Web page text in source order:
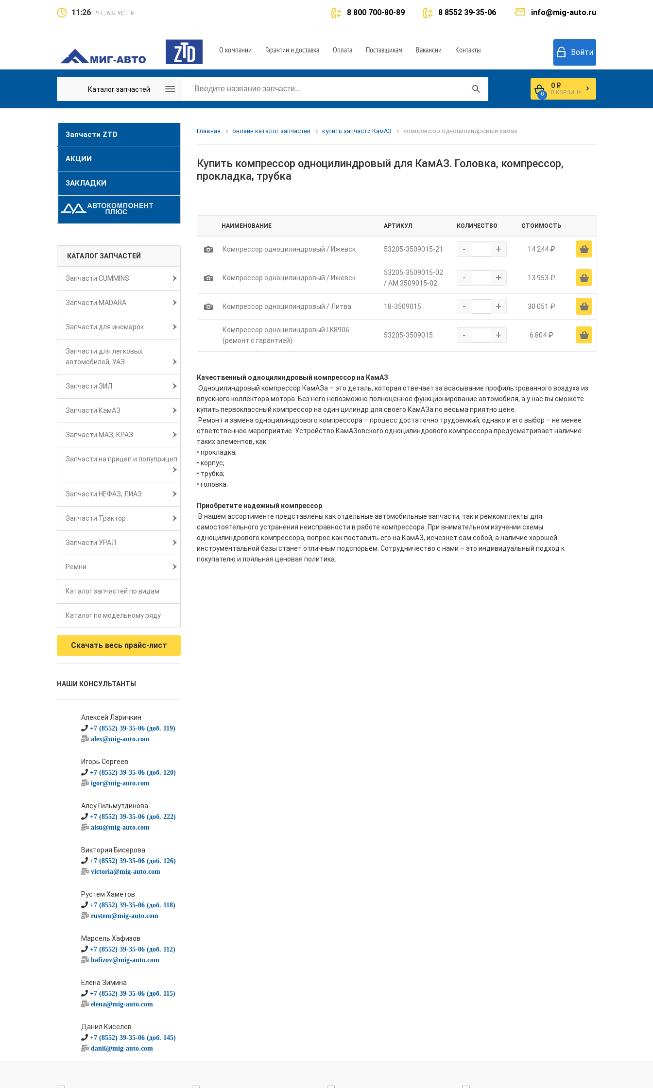
11:26 ЧТ, АВГУСТ 6 info@mig-auto.ru
8 8552 39-35-06
8 800 700-80-89
О компании Гарантии и доставка Оплата Поставщикам Вакансии Контакты Войти
Каталог запчастей
0
0 ₽
В КОРЗИНУ
Запчасти ZTD
АКЦИИ
ЗАКЛАДКИ
КАТАЛОГ ЗАПЧАСТЕЙ
Запчасти CUMMINS
Запчасти MADARA
Запчасти для иномарок
Запчасти для легковых
автомобилей, УАЗ
Запчасти ЗИЛ
Запчасти КамАЗ
Запчасти МАЗ, КРАЗ
Запчасти на прицеп и полуприцеп
Запчасти НЕФАЗ, ЛИАЗ
Запчасти Трактор
Запчасти УРАЛ
Ремни
Каталог запчастей по видам
Каталог по модельному ряду
Скачать весь прайс-лист
НАШИ КОНСУЛЬТАНТЫ
Алексей Ларичкин
+7 (8552) 39-35-06 (доб. 119)
alex@mig-auto.com
Игорь Сергеев
+7 (8552) 39-35-06 (доб. 120)
igor@mig-auto.com
Алсу Гильмутдинова
+7 (8552) 39-35-06 (доб. 222)
alsu@mig-auto.com
Виктория Бисерова
+7 (8552) 39-35-06 (доб. 126)
victoria@mig-auto.com
Рустем Хаметов
+7 (8552) 39-35-06 (доб. 118)
rustem@mig-auto.com
Марсель Хафизов
+7 (8552) 39-35-06 (доб. 112)
hafizov@mig-auto.com
Елена Зимина
+7 (8552) 39-35-06 (доб. 115)
elena@mig-auto.com
Данил Киселев
+7 (8552) 39-35-06 (доб. 145)
danil@mig-auto.com
Главная онлайн каталог запчастей купить запчасти КамАЗ компрессор одноцилиндровый камаз
Купить компрессор одноцилиндровый для КамАЗ. Головка, компрессор,
прокладка, трубка
НАИМЕНОВАНИЕ АРТИКУЛ КОЛИЧЕСТВО СТОИМОСТЬ
1 Компрессор одноцилиндровый / Ижевск 53205-3509015-21 - + 14 244 ₽ Ä
1 Компрессор одноцилиндровый / Ижевск
53205-3509015-02
/ АМ.3509015-02
- + 13 953 ₽ Ä
1 Компрессор одноцилиндровый / Литва 18-3509015 - + 30 051 ₽ Ä
Компрессор одноцилиндровый LK8906
(ремонт с гарантией)
53205-3509015 - + 6 804 ₽ Ä
Качественный одноцилиндровый компрессор на КамАЗ
Одноцилиндровый компрессор КамАЗа – это деталь, которая отвечает за всасывание профильтрованного воздуха из
впускного коллектора мотора. Без него невозможно полноценное функционирование автомобиля, а у нас вы сможете
купить первоклассный компрессор на один цилиндр для своего КамАЗа по весьма приятно цене.
Ремонт и замена одноцилиндрового компрессора – процесс достаточно трудоемкий, однако и его выбор – не менее
ответственное мероприятие. Устройство КамАЗовского одноцилиндрового компрессора предусматривает наличие
таких элементов, как:
• прокладка;
• корпус;
• трубка;
• головка.
Приобретите надежный компрессор
В нашем ассортименте представлены как отдельные автомобильные запчасти, так и ремкомплекты для
самостоятельного устранения неисправности в работе компрессора. При внимательном изучении схемы
одноцилиндрового компрессора, вопрос как поставить его на КамАЗ, исчезнет сам собой, а наличие хорошей
инструментальной базы станет отличным подспорьем. Сотрудничество с нами – это индивидуальный подход к
покупателю и лояльная ценовая политика.